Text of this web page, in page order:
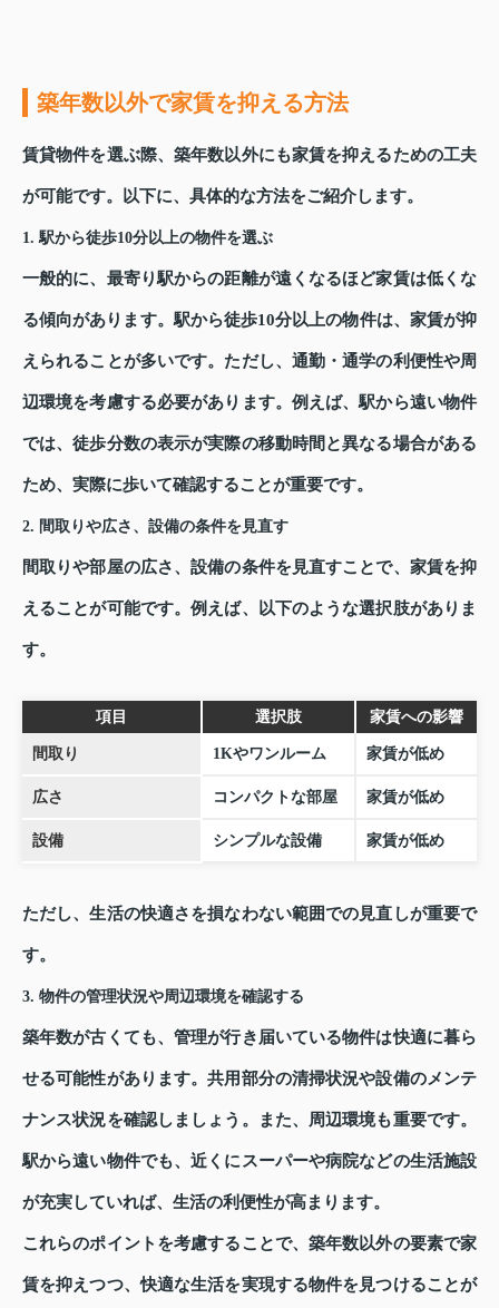
築年数以外で家賃を抑える方法
賃貸物件を選ぶ際、築年数以外にも家賃を抑えるための工夫
が可能です。以下に、具体的な方法をご紹介します。
1. 駅から徒歩10分以上の物件を選ぶ
一般的に、最寄り駅からの距離が遠くなるほど家賃は低くな
る傾向があります。駅から徒歩10分以上の物件は、家賃が抑
えられることが多いです。ただし、通勤・通学の利便性や周
辺環境を考慮する必要があります。例えば、駅から遠い物件
では、徒歩分数の表示が実際の移動時間と異なる場合がある
ため、実際に歩いて確認することが重要です。
2. 間取りや広さ、設備の条件を見直す
間取りや部屋の広さ、設備の条件を見直すことで、家賃を抑
えることが可能です。例えば、以下のような選択肢がありま
す。
項目 選択肢 家賃への影響
間取り 1Kやワンルーム 家賃が低め
広さ コンパクトな部屋 家賃が低め
設備 シンプルな設備 家賃が低め
ただし、生活の快適さを損なわない範囲での見直しが重要で
す。
3. 物件の管理状況や周辺環境を確認する
築年数が古くても、管理が行き届いている物件は快適に暮ら
せる可能性があります。共用部分の清掃状況や設備のメンテ
ナンス状況を確認しましょう。また、周辺環境も重要です。
駅から遠い物件でも、近くにスーパーや病院などの生活施設
が充実していれば、生活の利便性が高まります。
これらのポイントを考慮することで、築年数以外の要素で家
賃を抑えつつ、快適な生活を実現する物件を見つけることが